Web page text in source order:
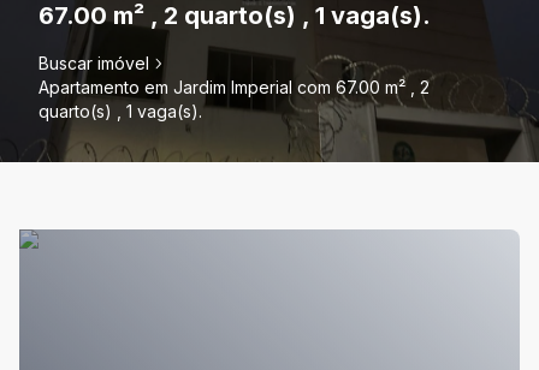
67.00 m² , 2 quarto(s) , 1 vaga(s).
Buscar imóvel
Apartamento em Jardim Imperial com 67.00 m² , 2
quarto(s) , 1 vaga(s).